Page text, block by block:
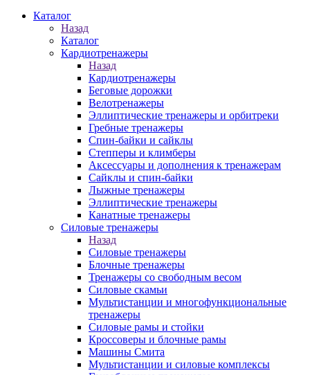
Каталог
Назад
Каталог
Кардиотренажеры
Назад
Кардиотренажеры
Беговые дорожки
Велотренажеры
Эллиптические тренажеры и орбитреки
Гребные тренажеры
Спин-байки и сайклы
Степперы и климберы
Аксессуары и дополнения к тренажерам
Сайклы и спин-байки
Лыжные тренажеры
Эллиптические тренажеры
Канатные тренажеры
Силовые тренажеры
Назад
Силовые тренажеры
Блочные тренажеры
Тренажеры со свободным весом
Силовые скамьи
Мультистанции и многофункциональные
тренажеры
Силовые рамы и стойки
Кроссоверы и блочные рамы
Машины Смита
Мультистанции и силовые комплексы